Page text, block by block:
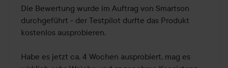
von
5
Die Bewertung wurde im Auftrag von Smartson
durchgeführt - der Testpilot durfte das Produkt
kostenlos ausprobieren.
Habe es jetzt ca. 4 Wochen ausprobiert, mag es